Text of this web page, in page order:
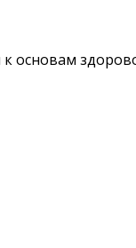
к основам